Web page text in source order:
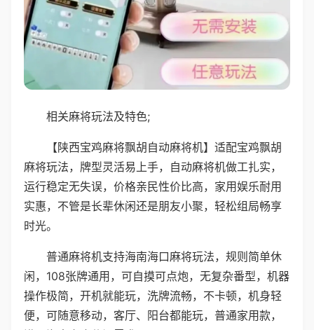
相关麻将玩法及特色;
【陕西宝鸡麻将飘胡自动麻将机】适配宝鸡飘胡
麻将玩法，牌型灵活易上手，自动麻将机做工扎实，
运行稳定无失误，价格亲民性价比高，家用娱乐耐用
实惠，不管是长辈休闲还是朋友小聚，轻松组局畅享
时光。
普通麻将机支持海南海口麻将玩法，规则简单休
闲，108张牌通用，可自摸可点炮，无复杂番型，机器
操作极简，开机就能玩，洗牌流畅，不卡顿，机身轻
便，可随意移动，客厅、阳台都能玩，普通家用款，